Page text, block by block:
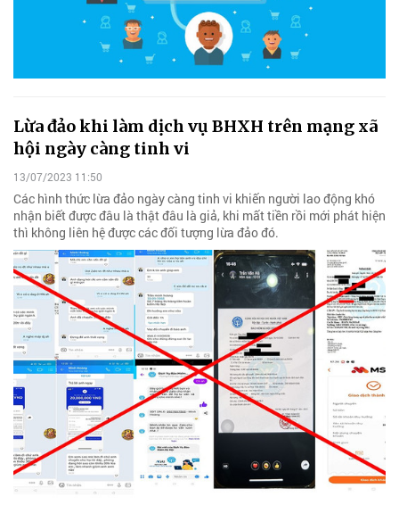
Lừa đảo khi làm dịch vụ BHXH trên mạng xã
hội ngày càng tinh vi
13/07/2023 11:50
Các hình thức lừa đảo ngày càng tinh vi khiến người lao động khó
nhận biết được đâu là thật đâu là giả, khi mất tiền rồi mới phát hiện
thì không liên hệ được các đối tượng lừa đảo đó.